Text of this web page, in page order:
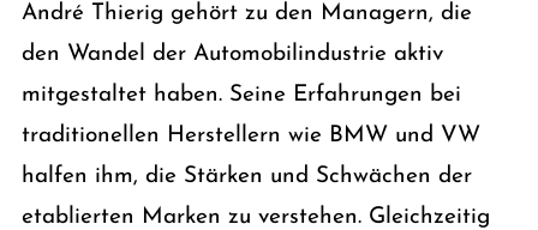
André Thierig gehört zu den Managern, die
den Wandel der Automobilindustrie aktiv
mitgestaltet haben. Seine Erfahrungen bei
traditionellen Herstellern wie BMW und VW
halfen ihm, die Stärken und Schwächen der
etablierten Marken zu verstehen. Gleichzeitig